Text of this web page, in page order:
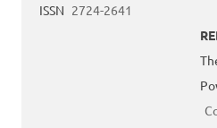
ISSN 2724-2641